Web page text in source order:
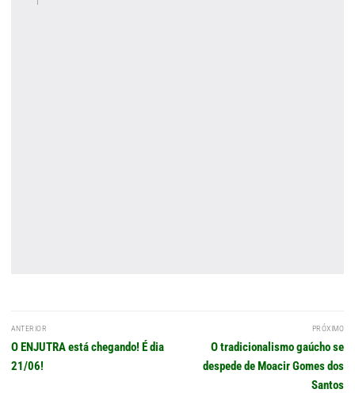
Navegação
de
Post
ANTERIOR
Post
anterior:
O ENJUTRA está chegando! É dia
21/06!
PRÓXIMO
Próximo
post:
O tradicionalismo gaúcho se
despede de Moacir Gomes dos
Santos